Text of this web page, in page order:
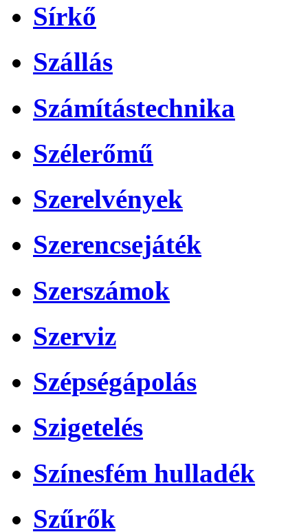
Sírkő
Szállás
Számítástechnika
Szélerőmű
Szerelvények
Szerencsejáték
Szerszámok
Szerviz
Szépségápolás
Szigetelés
Színesfém hulladék
Szűrők